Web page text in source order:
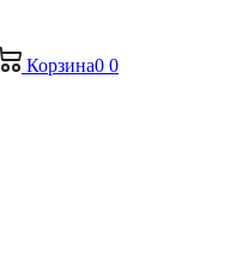
Корзина0 0